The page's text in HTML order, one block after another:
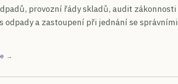
provozní řády skladů, audit zákonnosti
odpady a zastoupení při jednání se správními
→